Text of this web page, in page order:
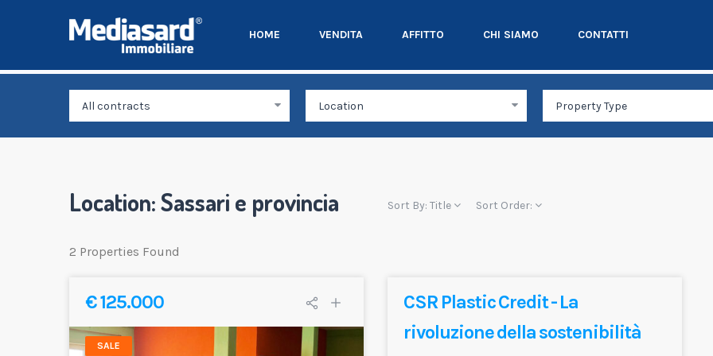
HOME VENDITA AFFITTO CHI SIAMO CONTATTI
Location:Sassari e provincia Sort By: Title Sort Order:
2 Properties Found
€ 125.000
SALE
CSR Plastic Credit - La
rivoluzione della sostenibilità